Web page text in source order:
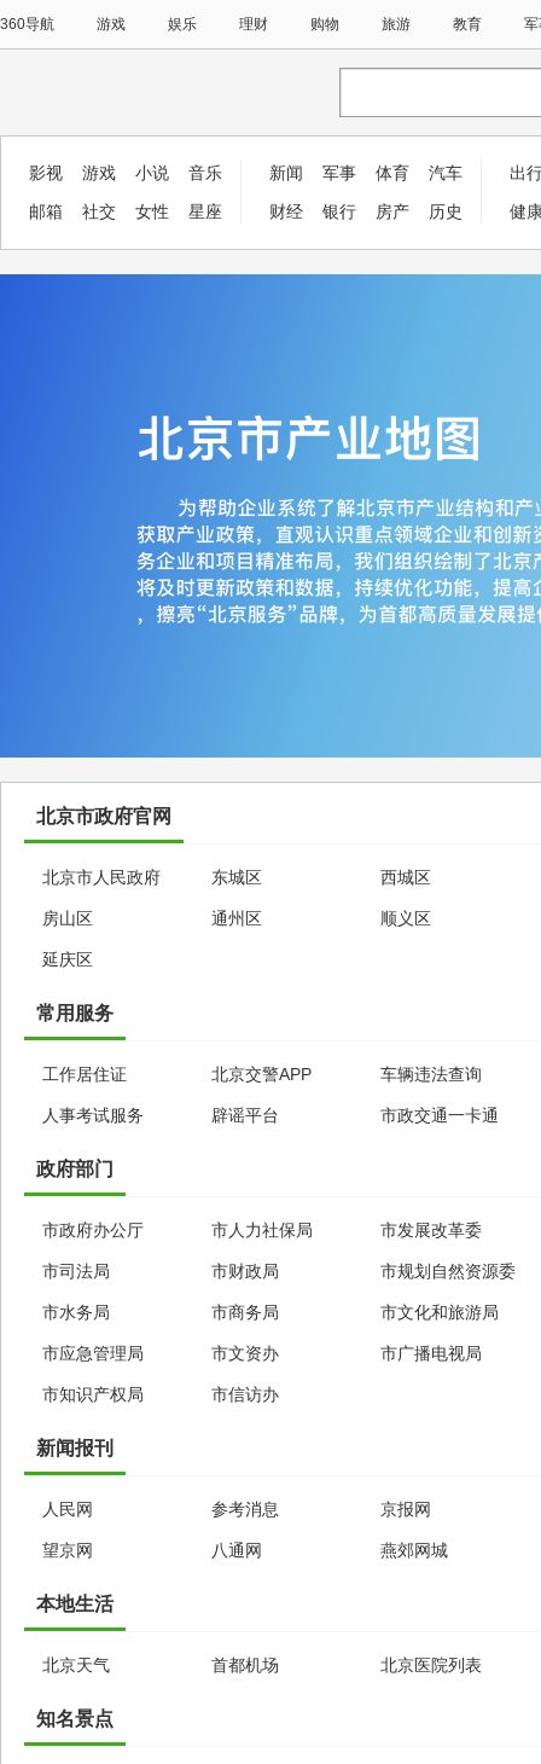
360导航 游戏 娱乐 理财 购物 旅游 教育
影视 游戏 小说
音乐
邮箱
社交 女性 星座
新闻 军事 体育
汽车
财经
银行 房产 历史
出
健
北京市政府官网
北京市人民政府 东城区 西城区
房山区 通州区 顺义区
延庆区
常用服务
工作居住证 北京交警APP 车辆违法查询
人事考试服务 辟谣平台 市政交通一卡通
政府部门
市政府办公厅 市人力社保局 市发展改革委
市司法局 市财政局 市规划自然资源委
市水务局 市商务局 市文化和旅游局
市应急管理局 市文资办 市广播电视局
市知识产权局 市信访办
新闻报刊
人民网 参考消息 京报网
望京网 八通网 燕郊网城
本地生活
北京天气 首都机场 北京医院列表
知名景点